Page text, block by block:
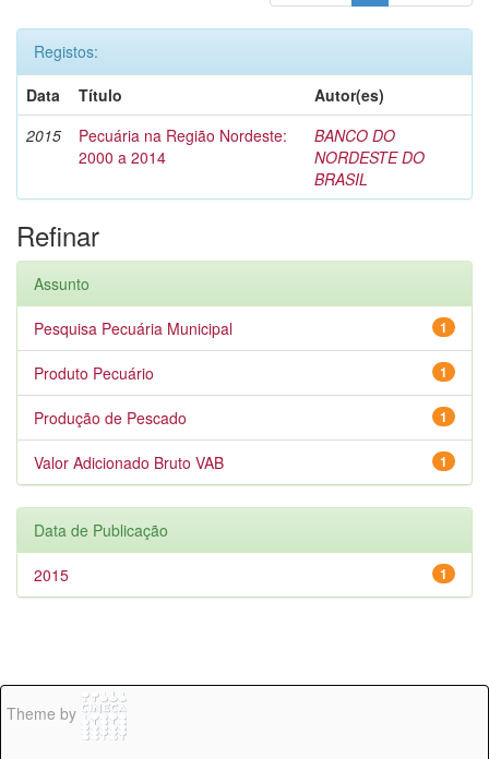
Registos:
Data
Título
Autor(es)
2015
Pecuária na Região Nordeste:
2000 a 2014
BANCO DO
NORDESTE DO
BRASIL
Refinar
Assunto
1
Pesquisa Pecuária Municipal
1
Produto Pecuário
1
Produção de Pescado
1
Valor Adicionado Bruto VAB
Data de Publicação
1
2015
Theme by